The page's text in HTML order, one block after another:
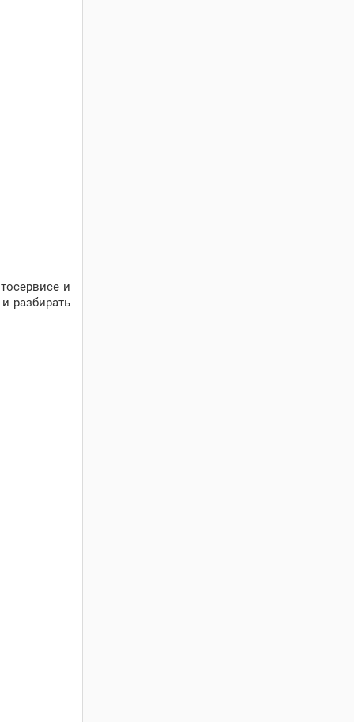
и
разбирать